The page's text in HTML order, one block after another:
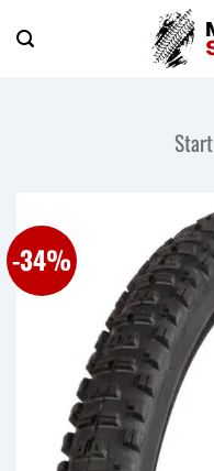
Inhalt
Start
-34%